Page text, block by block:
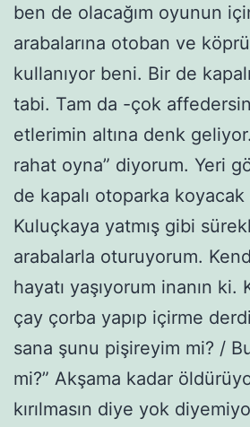
ben de olacağım oyunun
arabalarına otoban ve
kullanıyor beni. Bir de
tabi. Tam da -çok
etlerimin altına denk
rahat oyna” diyorum. Yeri
de kapalı otoparka koyacak
Kuluçkaya yatmış gibi
arabalarla oturuyorum.
hayatı yaşıyorum inanın ki.
çay çorba yapıp içirme
sana şunu pişireyim mi? /
mi?” Akşama kadar
kırılmasın diye yok